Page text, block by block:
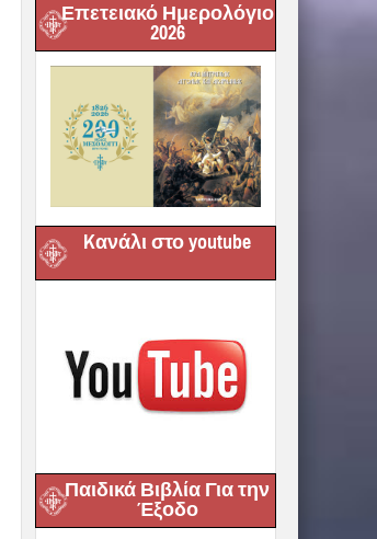
Επετειακό Ημερολόγιο
2026
Kανάλι στο youtube
Παιδικά Βιβλία Για την
Έξοδο